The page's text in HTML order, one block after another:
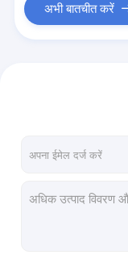
अभी बातचीत करें